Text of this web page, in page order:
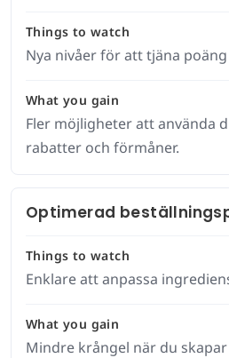
Things to watch
Nya nivåer för att tjäna
What you gain
Fler möjligheter att använda
rabatter och förmåner.
Optimerad
Things to watch
Enklare att anpassa
What you gain
Mindre krångel när du